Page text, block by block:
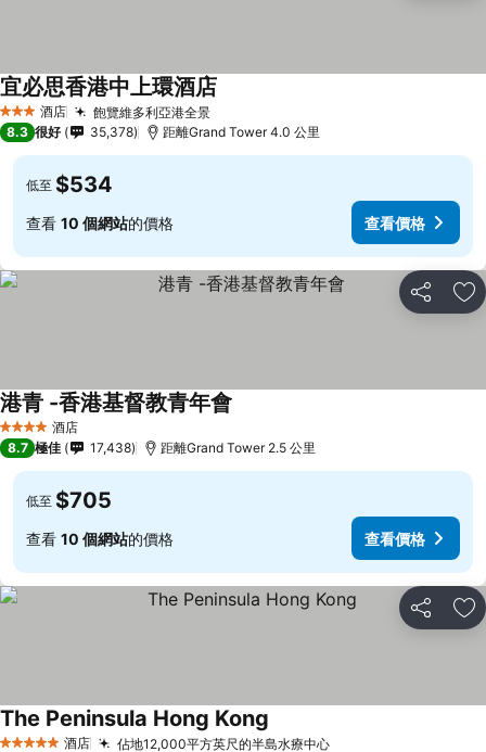
3 星級 酒店 飽覽維多利亞港全景
宜必思香港中上環酒店
8.3 很好 35,378 距離Grand Tower 4.0 公里
低至 $534
查看 10 個網站的價格 查看價格
分享 放
4 星級 酒店
港青 -香港基督教青年會
8.7 極佳 17,438 距離Grand Tower 2.5 公里
低至 $705
查看 10 個網站的價格 查看價格
分享 放
酒店 佔地12,000平方英尺的半島水療中心
The Peninsula Hong Kong